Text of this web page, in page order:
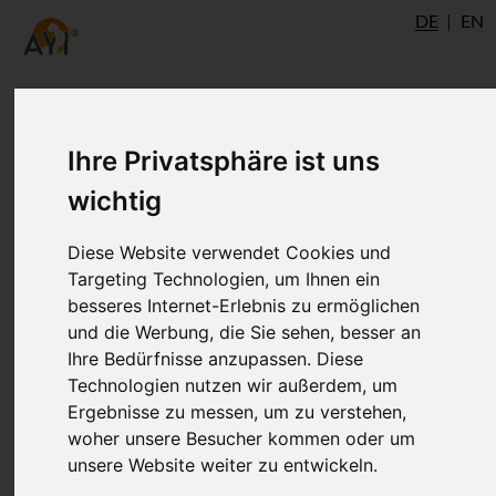
Ihre Privatsphäre ist uns
wichtig
Diese Website verwendet Cookies und
Targeting Technologien, um Ihnen ein
besseres Internet-Erlebnis zu ermöglichen
und die Werbung, die Sie sehen, besser an
Ihre Bedürfnisse anzupassen. Diese
Technologien nutzen wir außerdem, um
Ergebnisse zu messen, um zu verstehen,
woher unsere Besucher kommen oder um
unsere Website weiter zu entwickeln.
DE EN